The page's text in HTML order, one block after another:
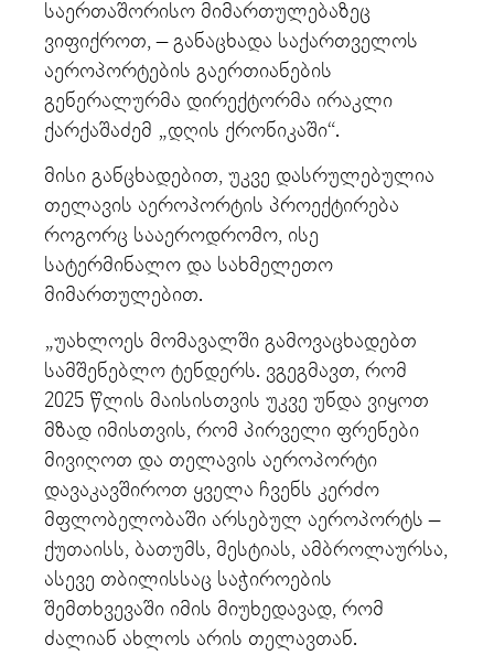
საერთაშორისო მიმართულებაზეც
ვიფიქროთ, – განაცხადა საქართველოს
აეროპორტების გაერთიანების
გენერალურმა დირექტორმა ირაკლი
ქარქაშაძემ „დღის ქრონიკაში“.
მისი განცხადებით, უკვე დასრულებულია
თელავის აეროპორტის პროექტირება
როგორც სააეროდრომო, ისე
სატერმინალო და სახმელეთო
მიმართულებით.
„უახლოეს მომავალში გამოვაცხადებთ
სამშენებლო ტენდერს. ვგეგმავთ, რომ
2025 წლის მაისისთვის უკვე უნდა ვიყოთ
მზად იმისთვის, რომ პირველი ფრენები
მივიღოთ და თელავის აეროპორტი
დავაკავშიროთ ყველა ჩვენს კერძო
მფლობელობაში არსებულ აეროპორტს –
ქუთაისს, ბათუმს, მესტიას, ამბროლაურსა,
ასევე თბილისსაც საჭიროების
შემთხვევაში იმის მიუხედავად, რომ
ძალიან ახლოს არის თელავთან.